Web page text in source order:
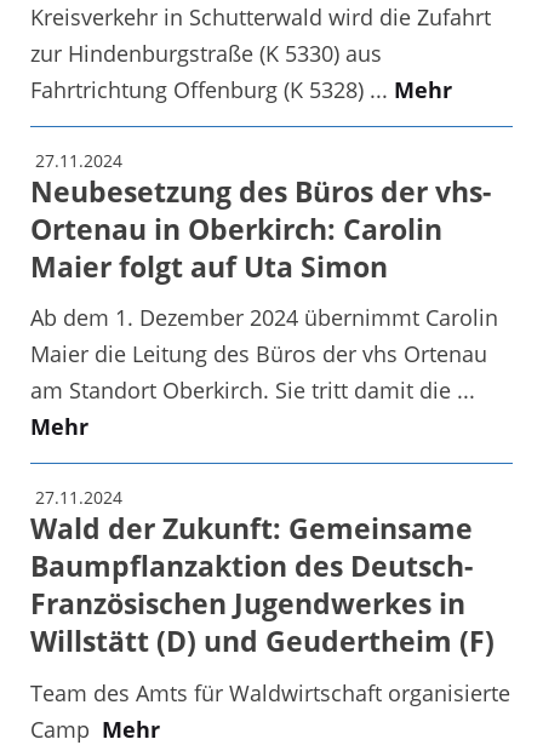
Kreisverkehr in Schutterwald wird die Zufahrt
zur Hindenburgstraße (K 5330) aus
Fahrtrichtung Offenburg (K 5328) ... Mehr
27.11.2024
Neubesetzung des Büros der vhs-
Ortenau in Oberkirch: Carolin
Maier folgt auf Uta Simon
Ab dem 1. Dezember 2024 übernimmt Carolin
Maier die Leitung des Büros der vhs Ortenau
am Standort Oberkirch. Sie tritt damit die ...
Mehr
27.11.2024
Wald der Zukunft: Gemeinsame
Baumpflanzaktion des Deutsch-
Französischen Jugendwerkes in
Willstätt (D) und Geudertheim (F)
Team des Amts für Waldwirtschaft organisierte
Camp Mehr